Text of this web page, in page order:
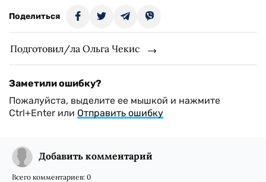
Поделиться
Подготовил/ла Ольга Чекис
Заметили ошибку?
Пожалуйста, выделите ее мышкой и нажмите
Ctrl+Enter или Отправить ошибку
Добавить комментарий
Всего комментариев: 0